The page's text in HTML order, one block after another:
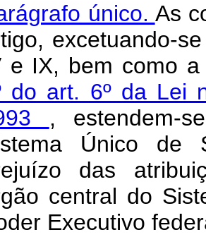
único. As
excetuando-
e IX, bem como
do art. 6º da Lei
, estendem-
Único de
das
central do
Executivo